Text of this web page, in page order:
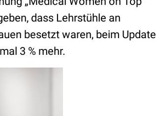
dass Lehrstühle an
besetzt waren, beim Update
3 % mehr.